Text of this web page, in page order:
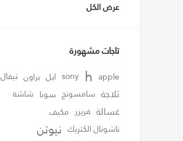
عرض الكل
تاجات مشهورة
apple
h
sony ابل براون تيفال
ثلاجة سامسونج سونا شاشة
غسالة فريزر مكيف
ناشونال الكتريك نيوتن